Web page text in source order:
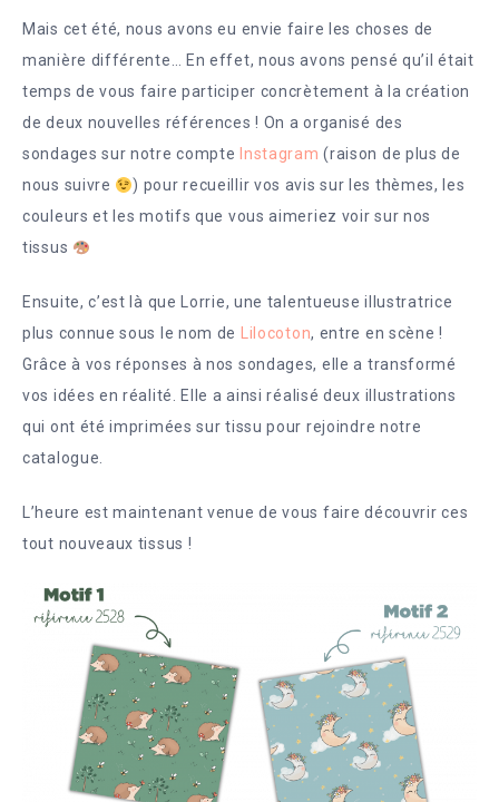
Mais cet été, nous avons eu envie faire les choses de
manière différente… En effet, nous avons pensé qu’il était
temps de vous faire participer concrètement à la création
de deux nouvelles références ! On a organisé des
sondages sur notre compte Instagram (raison de plus de
nous suivre
) pour recueillir vos avis sur les thèmes, les
couleurs et les motifs que vous aimeriez voir sur nos
tissus
Ensuite, c’est là que Lorrie, une talentueuse illustratrice
plus connue sous le nom de Lilocoton, entre en scène !
Grâce à vos réponses à nos sondages, elle a transformé
vos idées en réalité. Elle a ainsi réalisé deux illustrations
qui ont été imprimées sur tissu pour rejoindre notre
catalogue.
L’heure est maintenant venue de vous faire découvrir ces
tout nouveaux tissus !